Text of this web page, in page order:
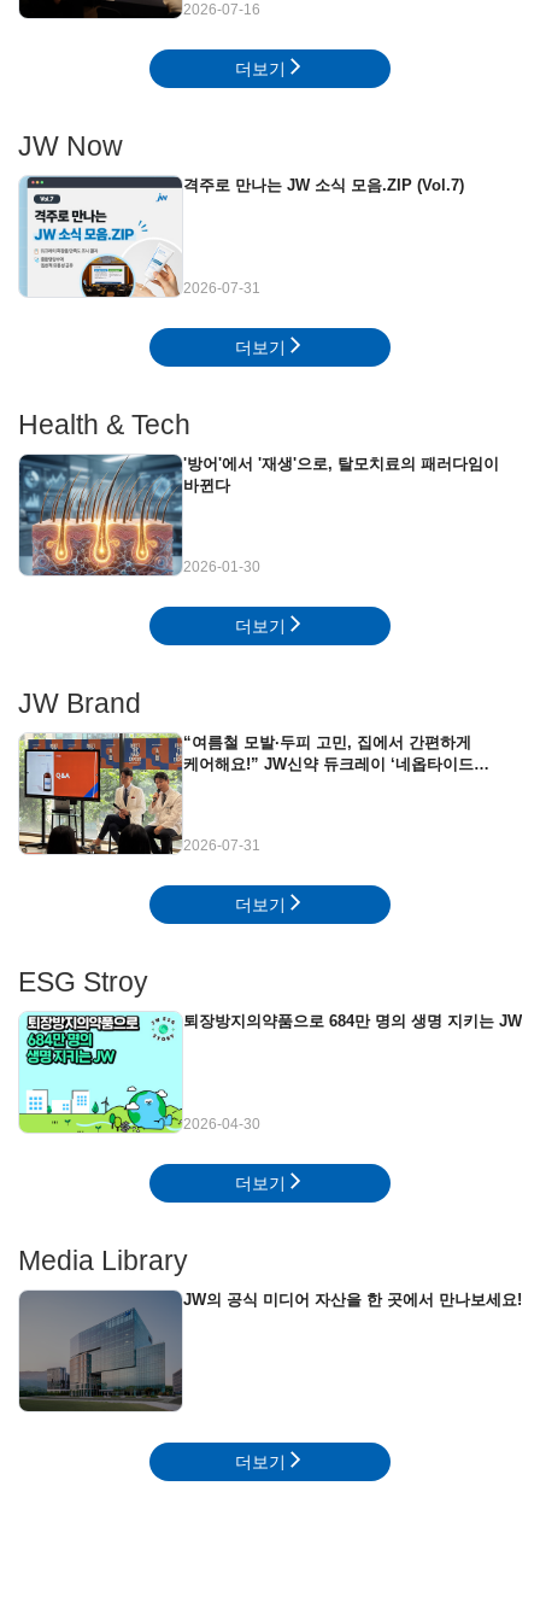
2026-07-16
더보기
JW Now
격주로 만나는 JW 소식 모음.ZIP (Vol.7)
2026-07-31
더보기
Health & Tech
'방어'에서 '재생'으로, 탈모치료의 패러다임이
바뀐다
2026-01-30
더보기
JW Brand
“여름철 모발·두피 고민, 집에서 간편하게
케어해요!” JW신약 듀크레이 ‘네옵타이드
2026-07-31
더보기
ESG Stroy
퇴장방지의약품으로 684만 명의 생명 지키는 JW
2026-04-30
더보기
Media Library
JW의 공식 미디어 자산을 한 곳에서 만나보세요!
더보기